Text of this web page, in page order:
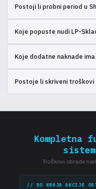
uslugama.
Postoji li probni period u
Koje popuste nudi LP-
pošiljaka.
Koje dodatne naknade ima
Postoje li skriveni troškovi
pročitati.
Kompletna
Troškovi obrade
// DO KRAJA AKCIJE